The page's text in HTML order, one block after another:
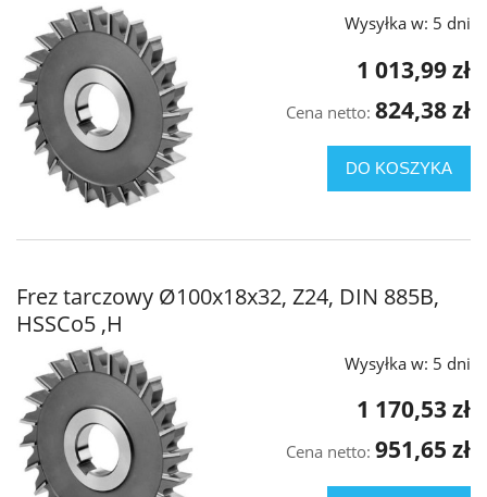
Wysyłka w: 5 dni
1 013,99 zł
Cena netto: 824,38 zł
DO KOSZYKA
Frez tarczowy Ø100x18x32, Z24, DIN 885B,
HSSCo5 ,H
Wysyłka w: 5 dni
1 170,53 zł
Cena netto: 951,65 zł